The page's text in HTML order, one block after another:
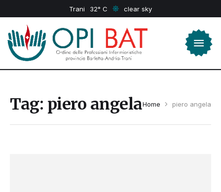
Trani 32 clear sky
Tag: piero angelaHome piero angela